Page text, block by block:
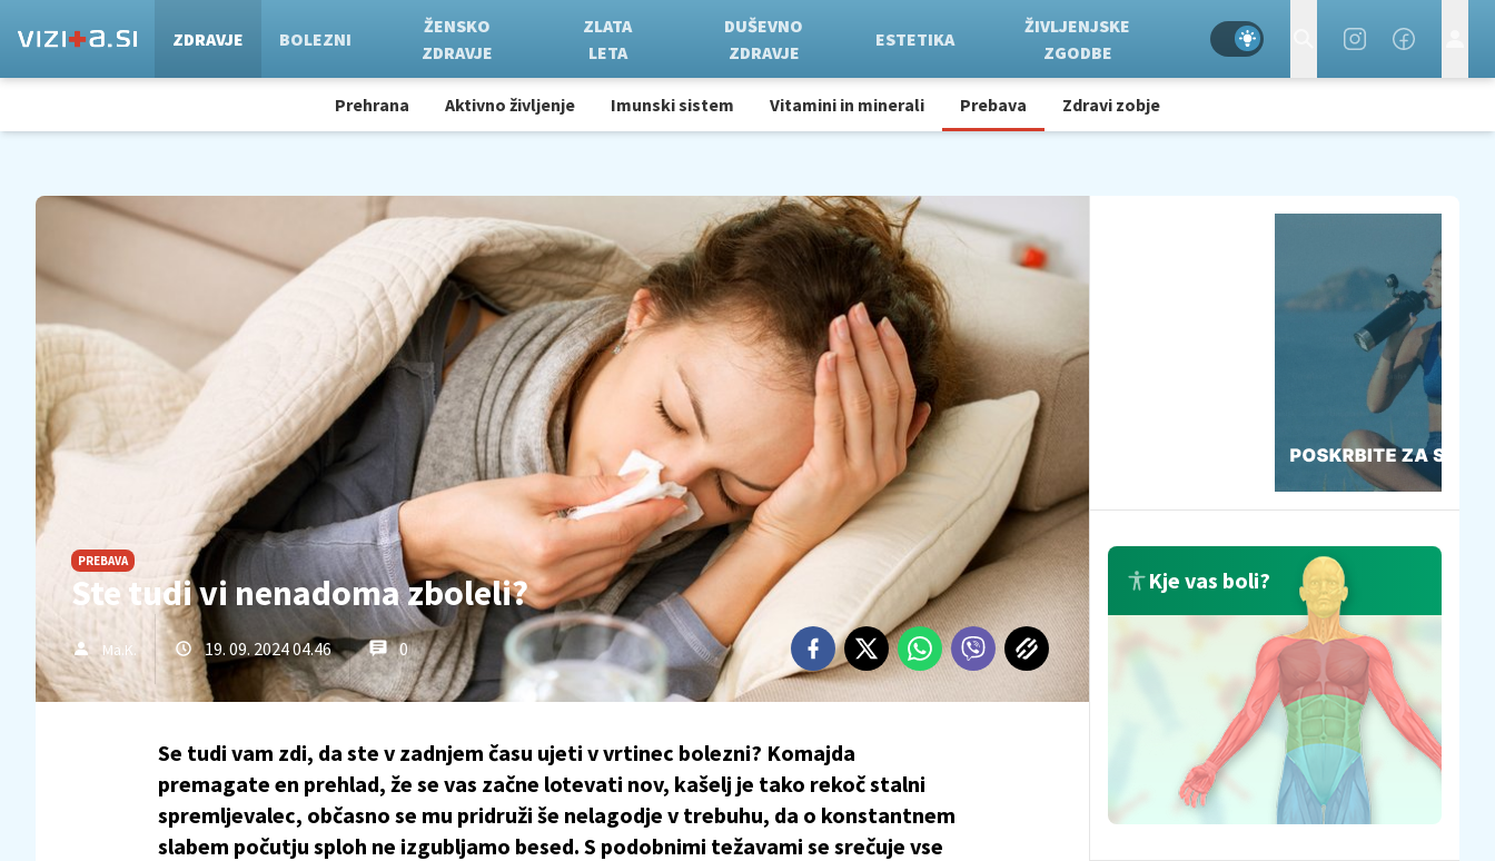
ZDRAVJE BOLEZNI
ŽENSKO
ZDRAVJE
ZLATA
LETA
DUŠEVNO
ZDRAVJE
ESTETIKA
ŽIVLJENJSKE
ZGODBE
Prehrana Aktivno življenje Imunski sistem Vitamini in minerali Prebava Zdravi zobje
PREBAVA
Ste tudi vi nenadoma zboleli?
Ma.K. 19. 09. 2024 04.46 0
Se tudi vam zdi, da ste v zadnjem času ujeti v vrtinec bolezni? Komajda
premagate en prehlad, že se vas začne lotevati nov, kašelj je tako rekoč stalni
spremljevalec, občasno se mu pridruži še nelagodje v trebuhu, da o konstantnem
slabem počutju sploh ne izgubljamo besed. S podobnimi težavami se srečuje vse
Kje vas boli?